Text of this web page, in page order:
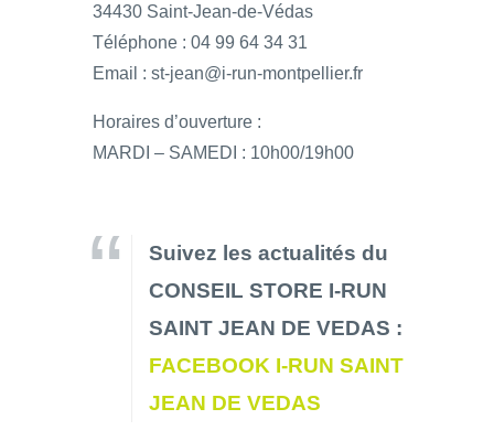
34430 Saint-Jean-de-Védas
Téléphone : 04 99 64 34 31
Email : st-jean@i-run-montpellier.fr
Horaires d’ouverture :
MARDI – SAMEDI : 10h00/19h00
Suivez les actualités du
CONSEIL STORE I-RUN
SAINT JEAN DE VEDAS :
FACEBOOK I-RUN SAINT
JEAN DE VEDAS